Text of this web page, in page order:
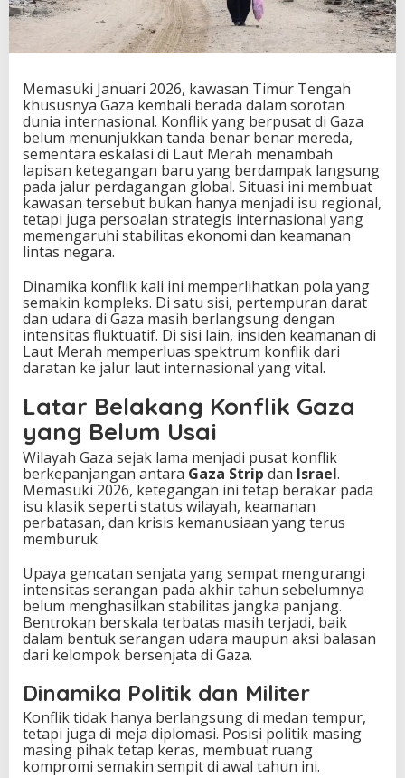
A
w
a
0
2
6
P
e
r
k
e
m
b
g
a
n
T
e
a
r
u
d
i
G
a
z
Memasuki Januari 2026, kawasan Timur Tengah
khususnya Gaza kembali berada dalam sorotan
dunia internasional. Konflik yang berpusat di Gaza
belum menunjukkan tanda benar benar mereda,
sementara eskalasi di Laut Merah menambah
lapisan ketegangan baru yang berdampak langsung
pada jalur perdagangan global. Situasi ini membuat
kawasan tersebut bukan hanya menjadi isu regional,
tetapi juga persoalan strategis internasional yang
memengaruhi stabilitas ekonomi dan keamanan
lintas negara.
Dinamika konflik kali ini memperlihatkan pola yang
semakin kompleks. Di satu sisi, pertempuran darat
dan udara di Gaza masih berlangsung dengan
intensitas fluktuatif. Di sisi lain, insiden keamanan di
Laut Merah memperluas spektrum konflik dari
daratan ke jalur laut internasional yang vital.
Latar Belakang Konflik Gaza
yang Belum Usai
Wilayah Gaza sejak lama menjadi pusat konflik
berkepanjangan antara Gaza Strip dan Israel.
Memasuki 2026, ketegangan ini tetap berakar pada
isu klasik seperti status wilayah, keamanan
perbatasan, dan krisis kemanusiaan yang terus
memburuk.
Upaya gencatan senjata yang sempat mengurangi
intensitas serangan pada akhir tahun sebelumnya
belum menghasilkan stabilitas jangka panjang.
Bentrokan berskala terbatas masih terjadi, baik
dalam bentuk serangan udara maupun aksi balasan
dari kelompok bersenjata di Gaza.
Dinamika Politik dan Militer
Konflik tidak hanya berlangsung di medan tempur,
tetapi juga di meja diplomasi. Posisi politik masing
masing pihak tetap keras, membuat ruang
kompromi semakin sempit di awal tahun ini.